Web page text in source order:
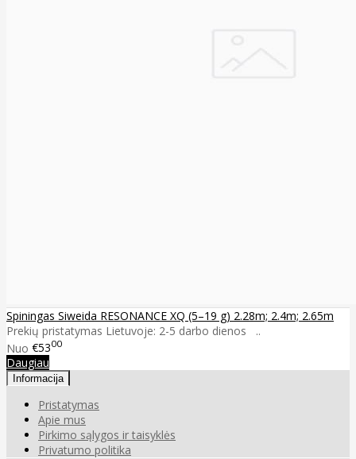
Spiningas Siweida RESONANCE XQ (5–19 g) 2.28m; 2.4m; 2.65m
Prekių pristatymas Lietuvoje: 2-5 darbo dienos ..
Nuo €5300
Daugiau
Informacija
Pristatymas
Apie mus
Pirkimo sąlygos ir taisyklės
Privatumo politika